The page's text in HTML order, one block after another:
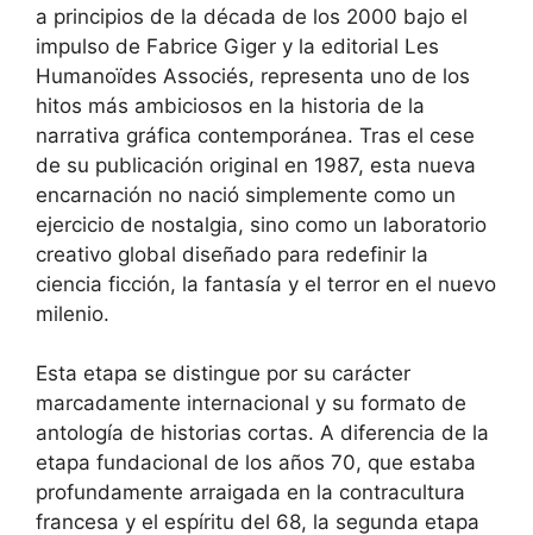
a principios de la década de los 2000 bajo el
impulso de Fabrice Giger y la editorial Les
Humanoïdes Associés, representa uno de los
hitos más ambiciosos en la historia de la
narrativa gráfica contemporánea. Tras el cese
de su publicación original en 1987, esta nueva
encarnación no nació simplemente como un
ejercicio de nostalgia, sino como un laboratorio
creativo global diseñado para redefinir la
ciencia ficción, la fantasía y el terror en el nuevo
milenio.
Esta etapa se distingue por su carácter
marcadamente internacional y su formato de
antología de historias cortas. A diferencia de la
etapa fundacional de los años 70, que estaba
profundamente arraigada en la contracultura
francesa y el espíritu del 68, la segunda etapa